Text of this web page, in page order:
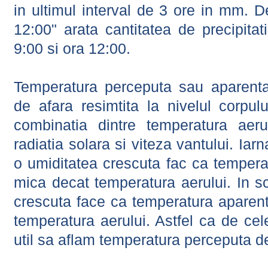
in ultimul interval de 3 ore in mm.
12:00" arata cantitatea de
9:00 si ora 12:00.
Temperatura perceputa sau
de afara resimtita la nivelul
combinatia dintre temperatura
radiatia solara si viteza vantului.
o umiditatea crescuta fac ca
mica decat temperatura aerului. In
crescuta face ca temperatura
temperatura aerului. Astfel ca de
util sa aflam temperatura perceputa